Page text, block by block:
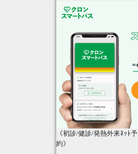
《初診/健診/発熱外来ﾈｯﾄ予
約》